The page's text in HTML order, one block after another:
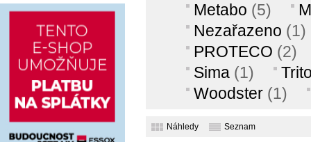
Metabo (5)
Nezařazeno (1)
PROTECO (2)
Sima (1)
Woodster (1)
Náhledy Seznam